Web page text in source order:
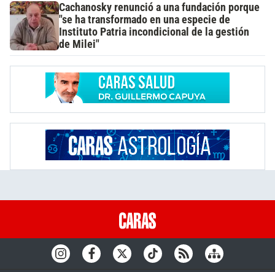
Cachanosky renunció a una fundación porque
"se ha transformado en una especie de
Instituto Patria incondicional de la gestión
de Milei"